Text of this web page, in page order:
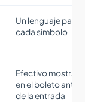
Un lenguaje para
cada símbolo
Efectivo
en el boleto antes
de la entrada